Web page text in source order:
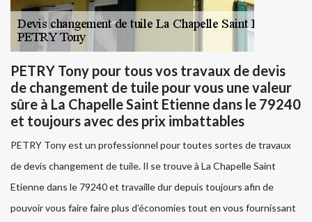
PETRY Tony pour tous vos travaux de devis
de changement de tuile pour vous une valeur
sûre à La Chapelle Saint Etienne dans le 79240
et toujours avec des prix imbattables
PETRY Tony est un professionnel pour toutes sortes de travaux
de devis changement de tuile. Il se trouve à La Chapelle Saint
Etienne dans le 79240 et travaille dur depuis toujours afin de
pouvoir vous faire faire plus d’économies tout en vous fournissant